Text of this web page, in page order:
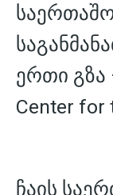
ერთი გზა
Center for
ჩაის